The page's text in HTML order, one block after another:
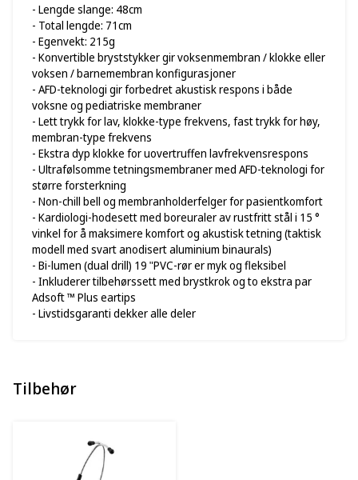
- Lengde slange: 48cm
- Total lengde: 71cm
- Egenvekt: 215g
- Konvertible bryststykker gir voksenmembran / klokke eller
voksen / barnemembran konfigurasjoner
- AFD-teknologi gir forbedret akustisk respons i både
voksne og pediatriske membraner
- Lett trykk for lav, klokke-type frekvens, fast trykk for høy,
membran-type frekvens
- Ekstra dyp klokke for uovertruffen lavfrekvensrespons
- Ultrafølsomme tetningsmembraner med AFD-teknologi for
større forsterkning
- Non-chill bell og membranholderfelger for pasientkomfort
- Kardiologi-hodesett med boreuraler av rustfritt stål i 15 °
vinkel for å maksimere komfort og akustisk tetning (taktisk
modell med svart anodisert aluminium binaurals)
- Bi-lumen (dual drill) 19 "PVC-rør er myk og fleksibel
- Inkluderer tilbehørssett med brystkrok og to ekstra par
Adsoft ™ Plus eartips
- Livstidsgaranti dekker alle deler
Tilbehør